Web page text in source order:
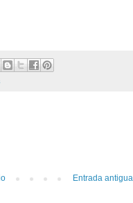
Entrada antigua